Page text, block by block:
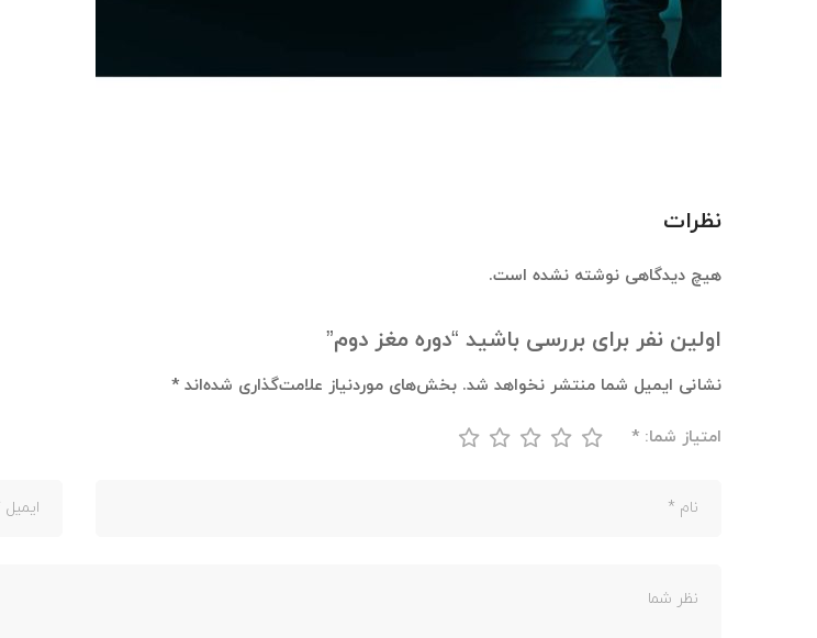
نظرات
هیچ دیدگاهی نوشته نشده است.
اولین نفر برای بررسی باشید “دوره مغز دوم”
نشانی ایمیل شما منتشر نخواهد شد. بخش‌های موردنیاز علامت‌گذاری شده‌اند *
امتیاز شما: *